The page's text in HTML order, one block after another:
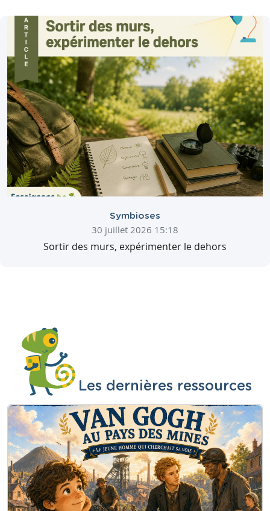
Symbioses
30 juillet 2026 15:18
Sortir des murs, expérimenter le dehors
Les dernières ressources